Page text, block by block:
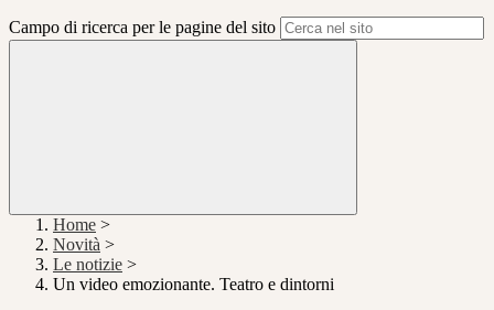
Campo di ricerca per le pagine del sito
Home >
Novità >
Le notizie >
Un video emozionante. Teatro e dintorni